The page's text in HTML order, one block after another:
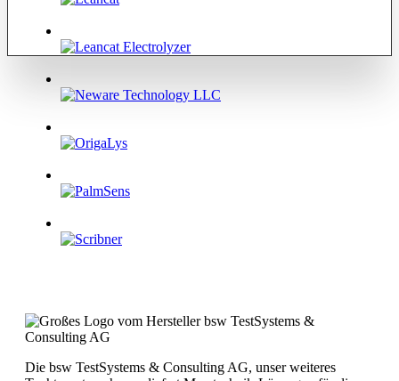
Die bsw TestSystems & Consulting AG, unser weiteres